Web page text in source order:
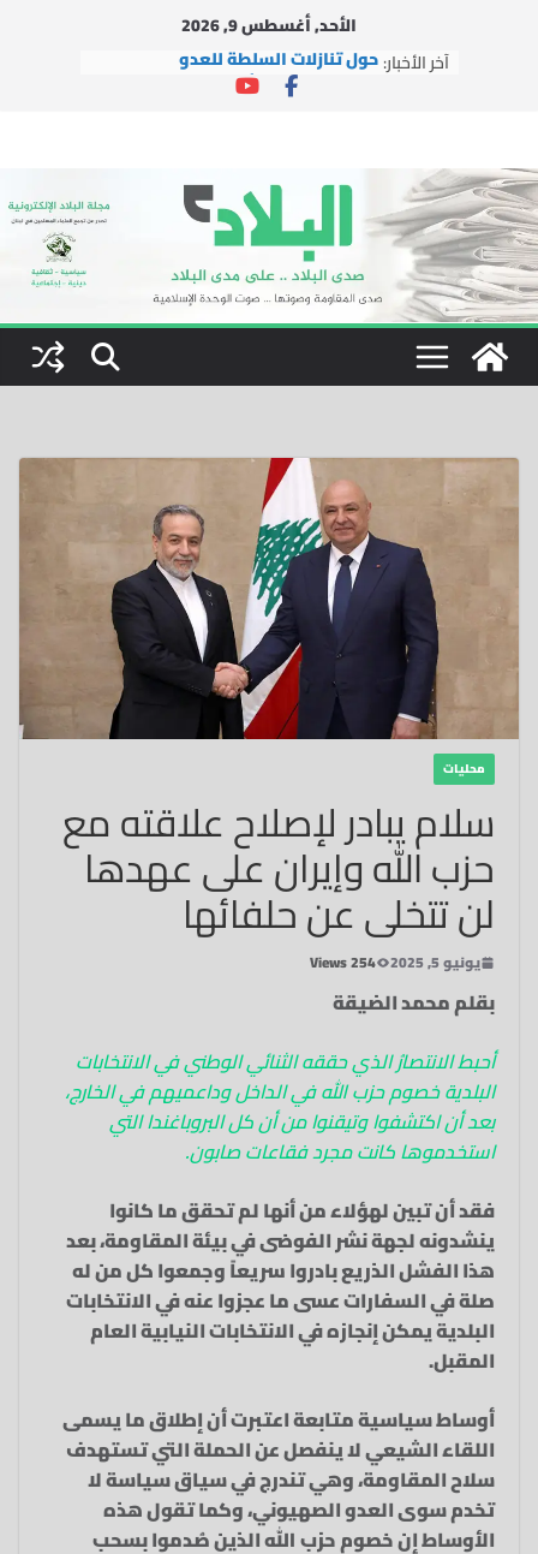
الأحد, أغسطس 9, 2026
آخر الأخبار: حول تنازلات السلطة للعدو
التجمع وحركة الأمة مستمران بالعمل
دار الشيخ جبري القرآنية تطلق شعار
دورتها الصيفية العاشرة: “بالقرآن
نبني جيل النصر والتمكين”
التجمع يستقبل وفداً من العتبة
الرضوية المقدسة
محليات
سلام يبادر لإصلاح علاقته مع
حزب الله وإيران على عهدها
لن تتخلى عن حلفائها
يونيو 5, 2025 254 Views
بقلم محمد الضيقة
أحبط الانتصارُ الذي حققه الثنائي الوطني في الانتخابات
البلدية خصوم حزب الله في الداخل وداعميهم في الخارج،
بعد أن اكتشفوا وتيقنوا من أن كل البروباغندا التي
استخدموها كانت مجرد فقاعات صابون.
فقد أن تبين لهؤلاء من أنها لم تحقق ما كانوا
ينشدونه لجهة نشر الفوضى في بيئة المقاومة، بعد
هذا الفشل الذريع بادروا سريعاً وجمعوا كل من له
صلة في السفارات عسى ما عجزوا عنه في الانتخابات
البلدية يمكن إنجازه في الانتخابات النيابية العام
المقبل.
أوساط سياسية متابعة اعتبرت أن إطلاق ما يسمى
اللقاء الشيعي لا ينفصل عن الحملة التي تستهدف
سلاح المقاومة، وهي تندرج في سياق سياسة لا
تخدم سوى العدو الصهيوني، وكما تقول هذه
الأوساط إن خصوم حزب الله الذين صُدموا بسحب